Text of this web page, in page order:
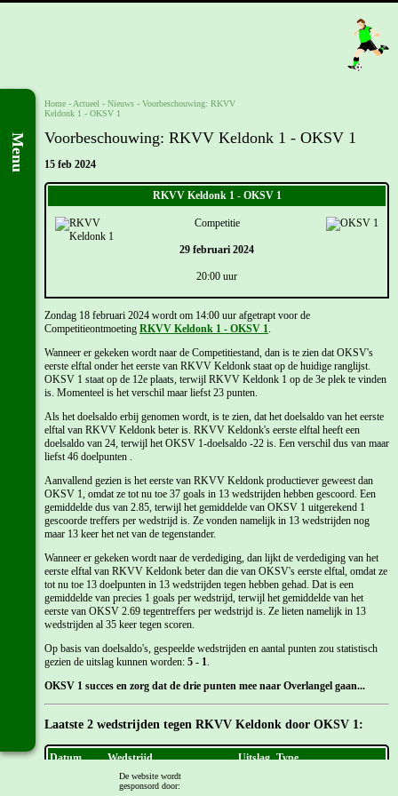
Menu
Home - Actueel - Nieuws - Voorbeschouwing: RKVV
Keldonk 1 - OKSV 1
Voorbeschouwing: RKVV Keldonk 1 - OKSV 1
15 feb 2024
RKVV Keldonk 1 - OKSV 1
Competitie
29 februari 2024
20:00 uur
Zondag 18 februari 2024 wordt om 14:00 uur afgetrapt voor de
Competitieontmoeting RKVV Keldonk 1 - OKSV 1.
Wanneer er gekeken wordt naar de Competitiestand, dan is te zien dat OKSV's
eerste elftal onder het eerste van RKVV Keldonk staat op de huidige ranglijst.
OKSV 1 staat op de 12e plaats, terwijl RKVV Keldonk 1 op de 3e plek te vinden
is. Momenteel is het verschil maar liefst 23 punten.
Als het doelsaldo erbij genomen wordt, is te zien, dat het doelsaldo van het eerste
elftal van RKVV Keldonk beter is. RKVV Keldonk's eerste elftal heeft een
doelsaldo van 24, terwijl het OKSV 1-doelsaldo -22 is. Een verschil dus van maar
liefst 46 doelpunten .
Aanvallend gezien is het eerste van RKVV Keldonk productiever geweest dan
OKSV 1, omdat ze tot nu toe 37 goals in 13 wedstrijden hebben gescoord. Een
gemiddelde dus van 2.85, terwijl het gemiddelde van OKSV 1 uitgerekend 1
gescoorde treffers per wedstrijd is. Ze vonden namelijk in 13 wedstrijden nog
maar 13 keer het net van de tegenstander.
Wanneer er gekeken wordt naar de verdediging, dan lijkt de verdediging van het
eerste elftal van RKVV Keldonk beter dan die van OKSV's eerste elftal, omdat ze
tot nu toe 13 doelpunten in 13 wedstrijden tegen hebben gehad. Dat is een
gemiddelde van precies 1 goals per wedstrijd, terwijl het gemiddelde van het
eerste van OKSV 2.69 tegentreffers per wedstrijd is. Ze lieten namelijk in 13
wedstrijden al 35 keer tegen scoren.
Op basis van doelsaldo's, gespeelde wedstrijden en aantal punten zou statistisch
gezien de uitslag kunnen worden: 5 - 1.
OKSV 1 succes en zorg dat de drie punten mee naar Overlangel gaan...
Laatste 2 wedstrijden tegen RKVV Keldonk door OKSV 1:
Datum Wedstrijd Uitslag Type
OKSV 1 - RKVV Keldonk 1
De website wordt
gesponsord door: